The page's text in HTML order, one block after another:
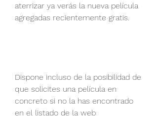
aterrizar ya verás la nueva película
agregadas recientemente gratis.
Dispone incluso de la posibilidad de
que solicites una película en
concreto si no la has encontrado
en el listado de la web